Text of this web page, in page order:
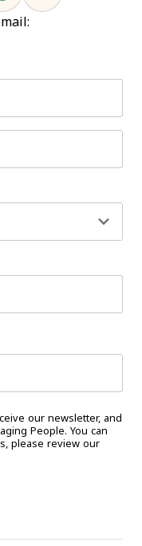
our newsletter, and
People. You can
please review our